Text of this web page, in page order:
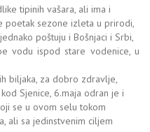
tipinih vašara, ali ima i
poetak sezone izleta u prirodi,
poštuju i Bošnjaci i Srbi,
vodu ispod stare vodenice, u
biljaka, za dobro zdravlje,
Sjenice, 6.maja odran je i
se u ovom selu tokom
ali sa jedinstvenim ciljem